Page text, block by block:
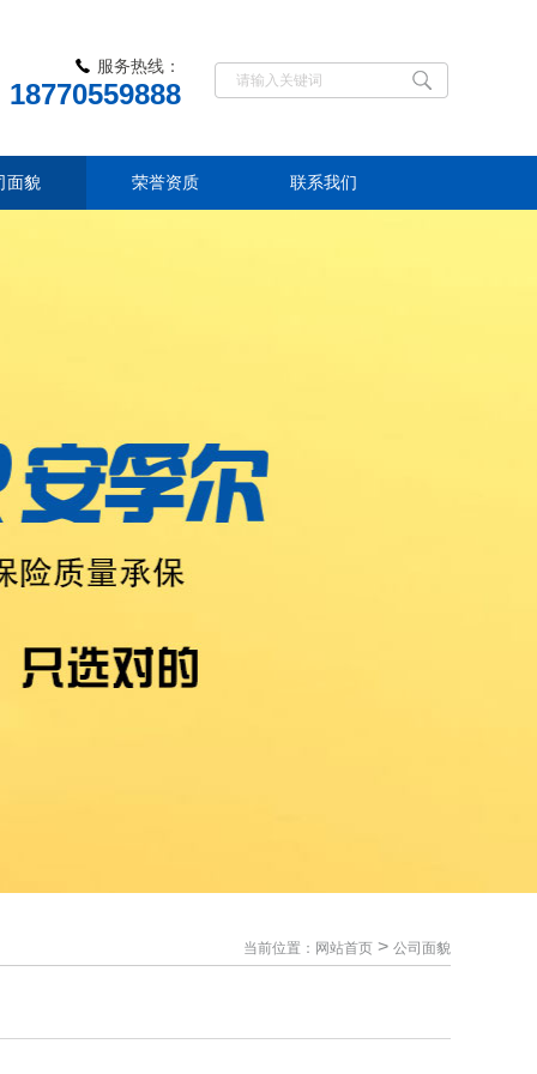
服务热线：
18770559888
面貌 荣誉资质 联系我们
当前位置： 网站首页 > 公司面貌